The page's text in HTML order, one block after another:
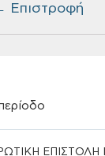
Επιστροφή
ΕΠΙΣΤΟΛΗ